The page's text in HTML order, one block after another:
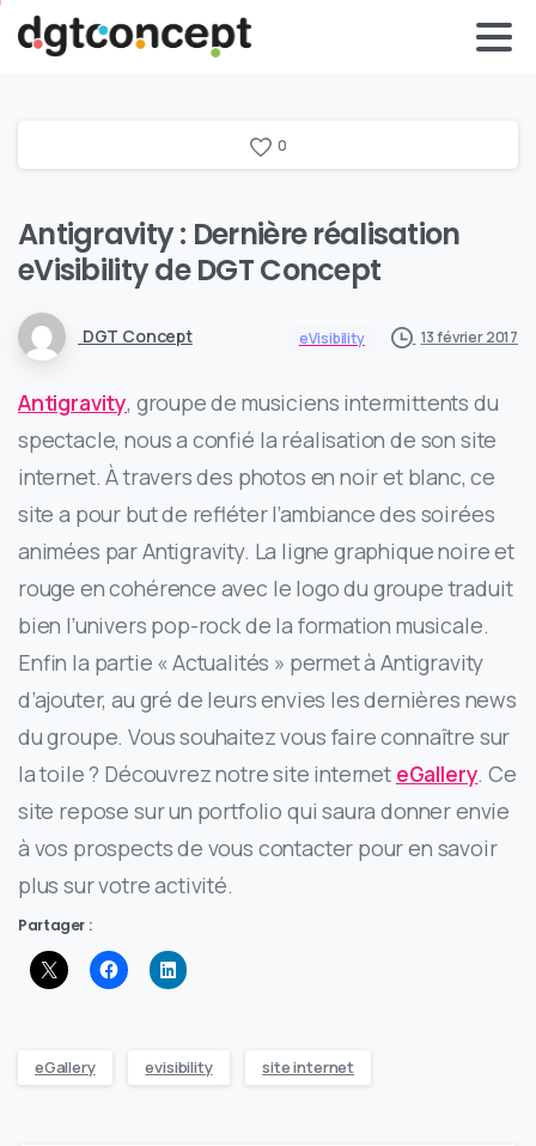
0
Antigravity : Dernière réalisation
eVisibility de DGT Concept
DGT Concept eVisibility 13 février 2017
Antigravity, groupe de musiciens intermittents du
spectacle, nous a confié la réalisation de son site
internet. À travers des photos en noir et blanc, ce
site a pour but de refléter l’ambiance des soirées
animées par Antigravity. La ligne graphique noire et
rouge en cohérence avec le logo du groupe traduit
bien l’univers pop-rock de la formation musicale.
Enfin la partie « Actualités » permet à Antigravity
d’ajouter, au gré de leurs envies les dernières news
du groupe. Vous souhaitez vous faire connaître sur
la toile ? Découvrez notre site internet eGallery. Ce
site repose sur un portfolio qui saura donner envie
à vos prospects de vous contacter pour en savoir
plus sur votre activité.
Partager :
eGallery evisibility site internet